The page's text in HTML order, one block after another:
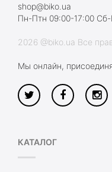
shop@biko.ua
Пн-Птн 09:00-17:00
2026 @biko.ua Все
Мы онлайн,
КАТАЛОГ